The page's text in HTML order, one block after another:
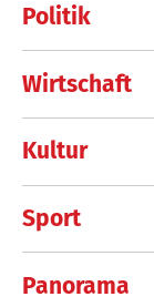
Politik
Wirtschaft
Kultur
Sport
Panorama